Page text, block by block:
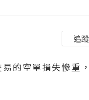
追蹤
的空單損失慘重